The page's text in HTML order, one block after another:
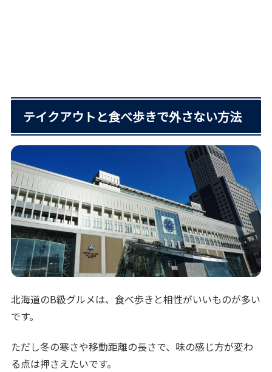
テイクアウトと食べ歩きで外さない方法
北海道のB級グルメは、食べ歩きと相性がいいものが多い
です。
ただし冬の寒さや移動距離の長さで、味の感じ方が変わ
る点は押さえたいです。